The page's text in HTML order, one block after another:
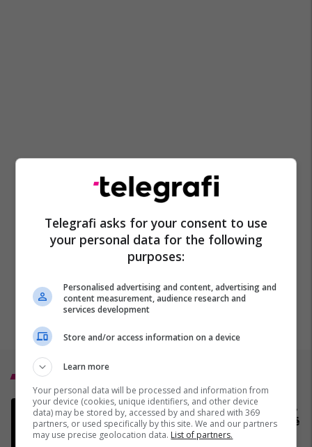
Top 5
Numërohen mbi 99% të votave,
ky është rezultati sipas KQZ-së
07/06/2026
Telegrafi asks for your consent to use
your personal data for the following
purposes:
Personalised advertising and content, advertising and
content measurement, audience research and
services development
Store and/or access information on a device
Learn more
Your personal data will be processed and information from
your device (cookies, unique identifiers, and other device
data) may be stored by, accessed by and shared with 369
partners, or used specifically by this site. We and our partners
may use precise geolocation data. List of partners.